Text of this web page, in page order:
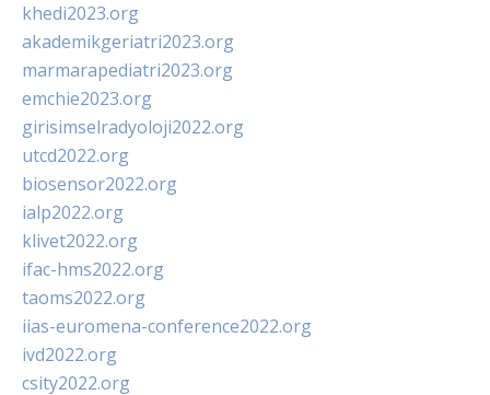
khedi2023.org
akademikgeriatri2023.org
marmarapediatri2023.org
emchie2023.org
girisimselradyoloji2022.org
utcd2022.org
biosensor2022.org
ialp2022.org
klivet2022.org
ifac-hms2022.org
taoms2022.org
iias-euromena-conference2022.org
ivd2022.org
csity2022.org